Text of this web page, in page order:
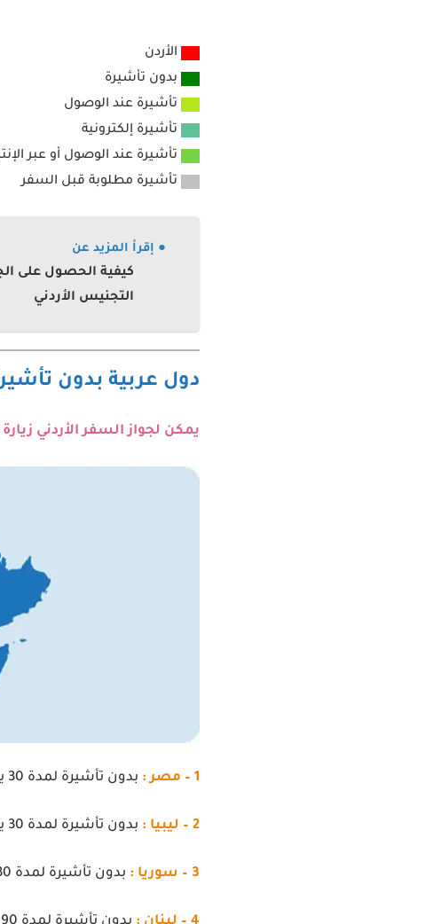
الأردن
بدون تأشيرة
تأشيرة عند الوصول
تأشيرة إلكترونية
تأشيرة عند الوصول أو عبر
تأشيرة مطلوبة قبل السفر
● إقرأ المزيد عن
كيفية الحصول على
التجنيس الأردني
دول عربية بدون تأشيرة
يمكن لجواز السفر الأردني زيارة 13 دول عربية بدون فيزا للأردنيين أو بتأشيرة إلكترونية أو بتأشيرة عند الوصول :
1 – مصر : بدون تأشيرة لمدة 30 يوم (هناك أخبار تفيد بأنه يتم دفع 25 دولار في المطار)
2 – ليبيا : بدون تأشيرة لمدة 30 يوم.
3 – سوريا : بدون تأشيرة لمدة 30 يوم.